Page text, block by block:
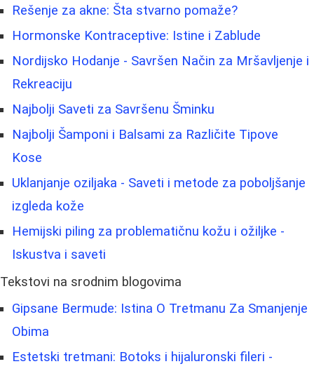
Rešenje za akne: Šta stvarno pomaže?
Hormonske Kontraceptive: Istine i Zablude
Nordijsko Hodanje - Savršen Način za Mršavljenje i
Rekreaciju
Najbolji Saveti za Savršenu Šminku
Najbolji Šamponi i Balsami za Različite Tipove
Kose
Uklanjanje oziljaka - Saveti i metode za poboljšanje
izgleda kože
Hemijski piling za problematičnu kožu i ožiljke -
Iskustva i saveti
Tekstovi na srodnim blogovima
Gipsane Bermude: Istina O Tretmanu Za Smanjenje
Obima
Estetski tretmani: Botoks i hijaluronski fileri -